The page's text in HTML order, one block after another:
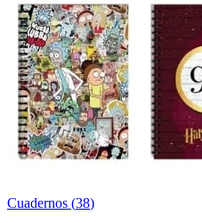
Cuadernos (38)